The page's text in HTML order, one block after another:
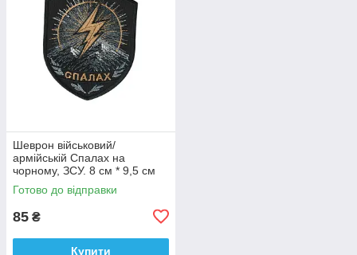
Шеврон військовий/
армійській Спалах на
чорному, ЗСУ. 8 см * 9,5 см
Готово до відправки
85 ₴
Купити